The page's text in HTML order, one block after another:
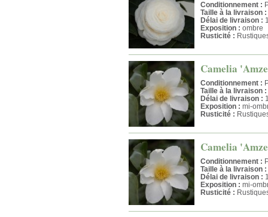
Conditionnement :
Taille à la livraison :
Délai de livraison :
Exposition : ombre
Rusticité :
Camelia
Conditionnement :
Taille à la livraison :
Délai de livraison :
Exposition : mi-
Rusticité :
Camelia
Conditionnement :
Taille à la livraison :
Délai de livraison :
Exposition : mi-
Rusticité :